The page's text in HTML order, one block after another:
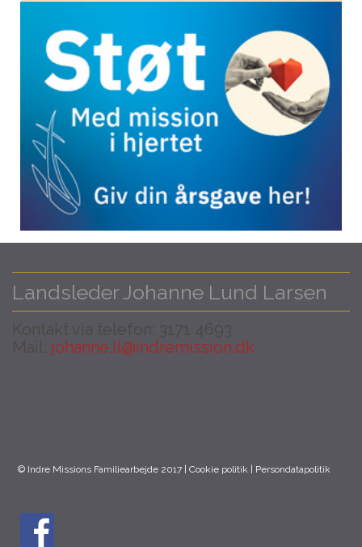
Landsleder Johanne Lund Larsen
Kontakt via telefon: 3171 4693
Mail: johanne.ll@indremission.dk
© Indre Missions Familiearbejde 2017 | Cookie politik | Persondatapolitik